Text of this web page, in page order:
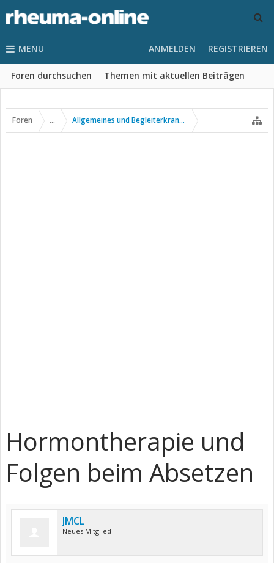
MENU
Foren durchsuchen Themen mit aktuellen Beiträgen
ANMELDEN REGISTRIEREN
Foren ... Allgemeines und Begleiterkrankungen
Hormontherapie und
Folgen beim Absetzen
JMCL
Neues Mitglied